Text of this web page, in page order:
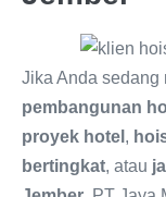
Jika Anda sedang
pembangunan
proyek hotel ,
bertingkat, atau